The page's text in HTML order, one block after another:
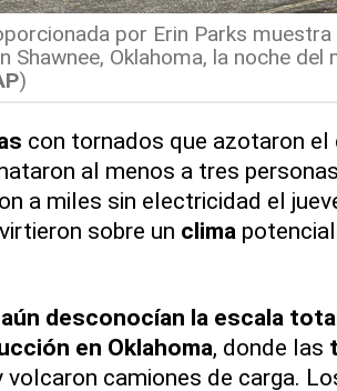
por Erin Parks muestra
Shawnee, Oklahoma, la noche del
)
con tornados que azotaron el
al menos a tres
a miles sin electricidad el
sobre un clima
desconocían la escala
en Oklahoma, donde las
volcaron camiones de carga.